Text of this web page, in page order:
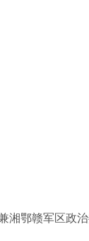
湘鄂赣军区政